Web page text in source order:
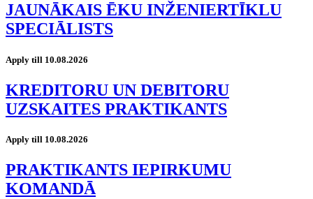
JAUNĀKAIS ĒKU INŽENIERTĪKLU
SPECIĀLISTS
Apply till 10.08.2026
KREDITORU UN DEBITORU
UZSKAITES PRAKTIKANTS
Apply till 10.08.2026
PRAKTIKANTS IEPIRKUMU
KOMANDĀ